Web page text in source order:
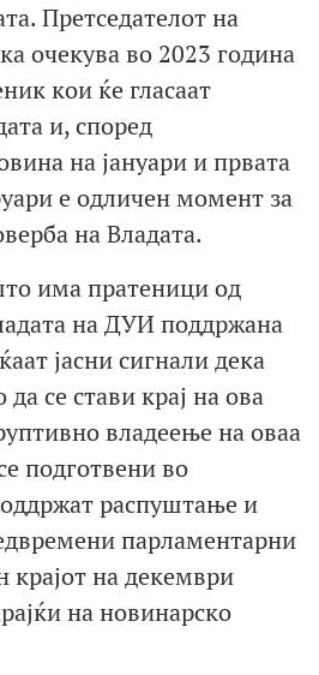
Претседателот на
очекува во 2023 година
кои ќе гласаат
и, според
на јануари и првата
е одличен момент за
на Владата.
има пратеници од
на ДУИ поддржана
јасни сигнали дека
се стави крај на ова
владеење на оваа
подготвени во
распуштање и
парламентарни
крајот на декември
на новинарско